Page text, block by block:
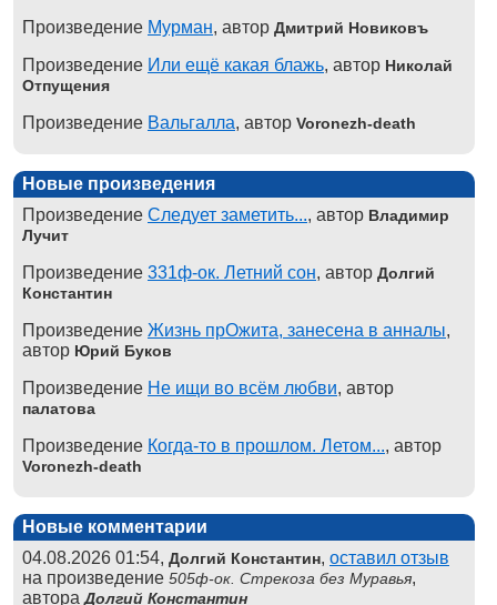
Произведение Мурман, автор Дмитрий Новиковъ
Произведение Или ещё какая блажь, автор Николай
Отпущения
Произведение Вальгалла, автор Voronezh-death
Новые произведения
Произведение Следует заметить..., автор Владимир
Лучит
Произведение 331ф-ок. Летний сон, автор Долгий
Константин
Произведение Жизнь прОжита, занесена в анналы,
автор Юрий Буков
Произведение Не ищи во всём любви, автор
палатова
Произведение Когда-то в прошлом. Летом..., автор
Voronezh-death
Новые комментарии
04.08.2026 01:54, Долгий Константин, оставил отзыв
на произведение 505ф-ок. Стрекоза без Муравья,
автораДолгий Константин